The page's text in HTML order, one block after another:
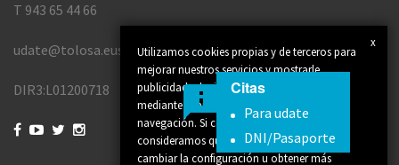
Citas
Para udate
DNI/Pasaporte
x
Utilizamos cookies propias y de terceros para
mejorar nuestros servicios y mostrarle
publicidad relacionada con sus preferencias
mediante el análisis de sus hábitos de
navegación. Si continúa navegando,
consideramos que acepta su uso. Puede
cambiar la configuración u obtener más
T 943 65 44 66
udate@tolosa.eus
DIR3:L01200718
   